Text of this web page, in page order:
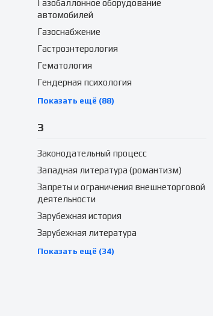
Газобаллонное оборудование
автомобилей
Газоснабжение
Гастроэнтерология
Гематология
Гендерная психология
Показать ещё (88)
З
Законодательный процесс
Западная литература (романтизм)
Запреты и ограничения внешнеторговой
деятельности
Зарубежная история
Зарубежная литература
Показать ещё (34)